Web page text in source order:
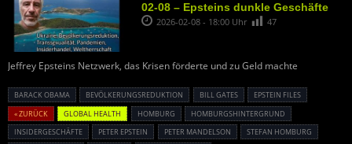
02-08 – Epsteins dunkle Geschäfte
2026-02-08 - 18:00 Uhr 47
Jeffrey Epsteins Netzwerk, das Krisen förderte und zu Geld machte
BARACK OBAMA BEVÖLKERUNGSREDUKTION BILL GATES
EPSTEIN FILES
« ZURÜCK
GLOBAL HEALTH HOMBURG
HOMBURGSHINTERGRUND
INSIDERGESCHÄFTE
PETER EPSTEIN PETER MANDELSON
STEFAN HOMBURG